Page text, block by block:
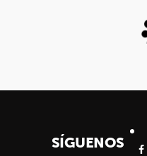
SÍGUENOS